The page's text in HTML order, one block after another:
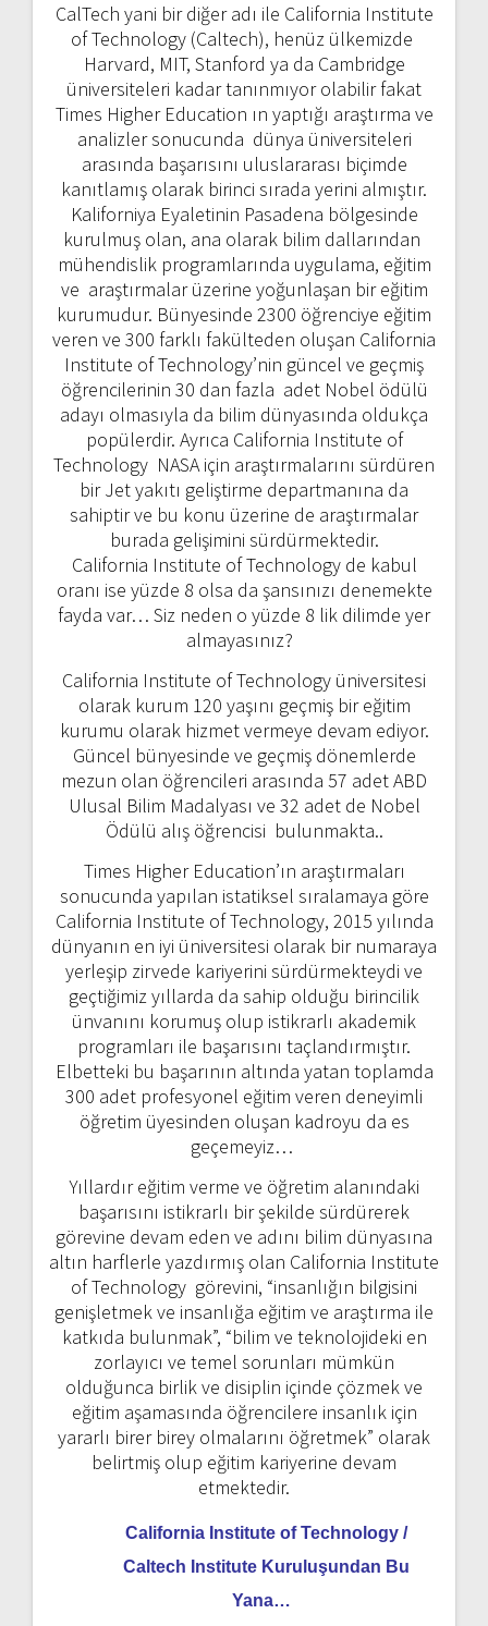
CalTech yani bir diğer adı ile California Institute
of Technology (Caltech), henüz ülkemizde
Harvard, MIT, Stanford ya da Cambridge
üniversiteleri kadar tanınmıyor olabilir fakat
Times Higher Education ın yaptığı araştırma ve
analizler sonucunda dünya üniversiteleri
arasında başarısını uluslararası biçimde
kanıtlamış olarak birinci sırada yerini almıştır.
Kaliforniya Eyaletinin Pasadena bölgesinde
kurulmuş olan, ana olarak bilim dallarından
mühendislik programlarında uygulama, eğitim
ve araştırmalar üzerine yoğunlaşan bir eğitim
kurumudur. Bünyesinde 2300 öğrenciye eğitim
veren ve 300 farklı fakülteden oluşan California
Institute of Technology’nin güncel ve geçmiş
öğrencilerinin 30 dan fazla adet Nobel ödülü
adayı olmasıyla da bilim dünyasında oldukça
popülerdir. Ayrıca California Institute of
Technology NASA için araştırmalarını sürdüren
bir Jet yakıtı geliştirme departmanına da
sahiptir ve bu konu üzerine de araştırmalar
burada gelişimini sürdürmektedir.
California Institute of Technology de kabul
oranı ise yüzde 8 olsa da şansınızı denemekte
fayda var… Siz neden o yüzde 8 lik dilimde yer
almayasınız?
California Institute of Technology üniversitesi
olarak kurum 120 yaşını geçmiş bir eğitim
kurumu olarak hizmet vermeye devam ediyor.
Güncel bünyesinde ve geçmiş dönemlerde
mezun olan öğrencileri arasında 57 adet ABD
Ulusal Bilim Madalyası ve 32 adet de Nobel
Ödülü alış öğrencisi bulunmakta..
Times Higher Education’ın araştırmaları
sonucunda yapılan istatiksel sıralamaya göre
California Institute of Technology, 2015 yılında
dünyanın en iyi üniversitesi olarak bir numaraya
yerleşip zirvede kariyerini sürdürmekteydi ve
geçtiğimiz yıllarda da sahip olduğu birincilik
ünvanını korumuş olup istikrarlı akademik
programları ile başarısını taçlandırmıştır.
Elbetteki bu başarının altında yatan toplamda
300 adet profesyonel eğitim veren deneyimli
öğretim üyesinden oluşan kadroyu da es
geçemeyiz…
Yıllardır eğitim verme ve öğretim alanındaki
başarısını istikrarlı bir şekilde sürdürerek
görevine devam eden ve adını bilim dünyasına
altın harflerle yazdırmış olan California Institute
of Technology görevini, “insanlığın bilgisini
genişletmek ve insanlığa eğitim ve araştırma ile
katkıda bulunmak”, “bilim ve teknolojideki en
zorlayıcı ve temel sorunları mümkün
olduğunca birlik ve disiplin içinde çözmek ve
eğitim aşamasında öğrencilere insanlık için
yararlı birer birey olmalarını öğretmek” olarak
belirtmiş olup eğitim kariyerine devam
etmektedir.
California Institute of Technology /
Caltech Institute Kuruluşundan Bu
Yana…